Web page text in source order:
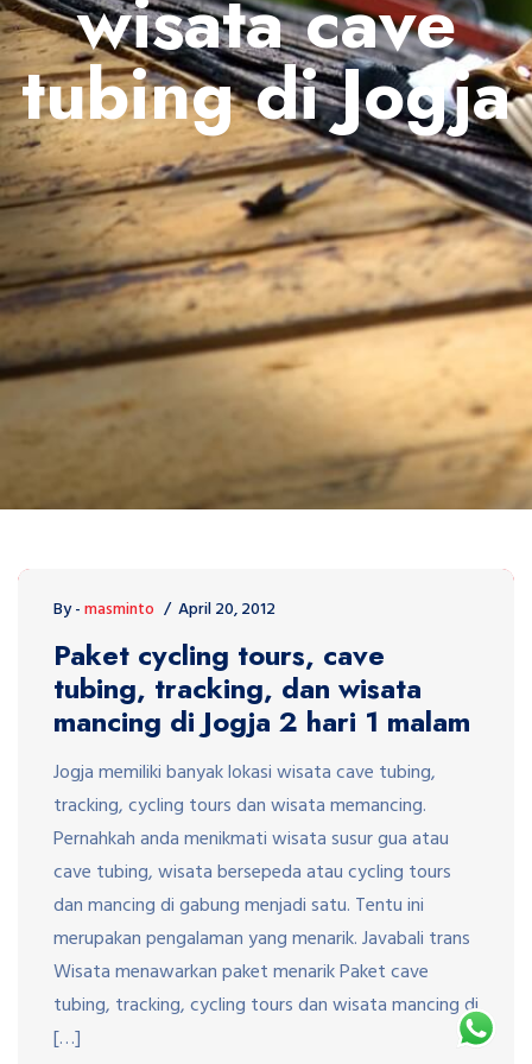
wisata cave
tubing di Jogja
By -masminto April 20, 2012
Paket cycling tours, cave
tubing, tracking, dan wisata
mancing di Jogja 2 hari 1 malam
Jogja memiliki banyak lokasi wisata cave tubing,
tracking, cycling tours dan wisata memancing.
Pernahkah anda menikmati wisata susur gua atau
cave tubing, wisata bersepeda atau cycling tours
dan mancing di gabung menjadi satu. Tentu ini
merupakan pengalaman yang menarik. Javabali trans
Wisata menawarkan paket menarik Paket cave
tubing, tracking, cycling tours dan wisata mancing di
[…]